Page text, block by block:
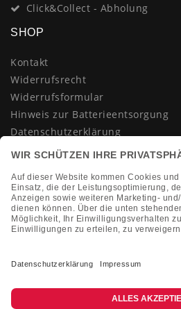
Click&Collect - Abholung
SHOP
Kontakt
Widerrufsrecht
Widerrufsformular
Hinweis zur Batterieentsorgung
Datenschutzerklärung
AGB
Vertrag widerrufen
KONTAKT
+49 (0)2133 210433
shop@dienadel.de
Kieler Str. 18 - 41540 Dormagen